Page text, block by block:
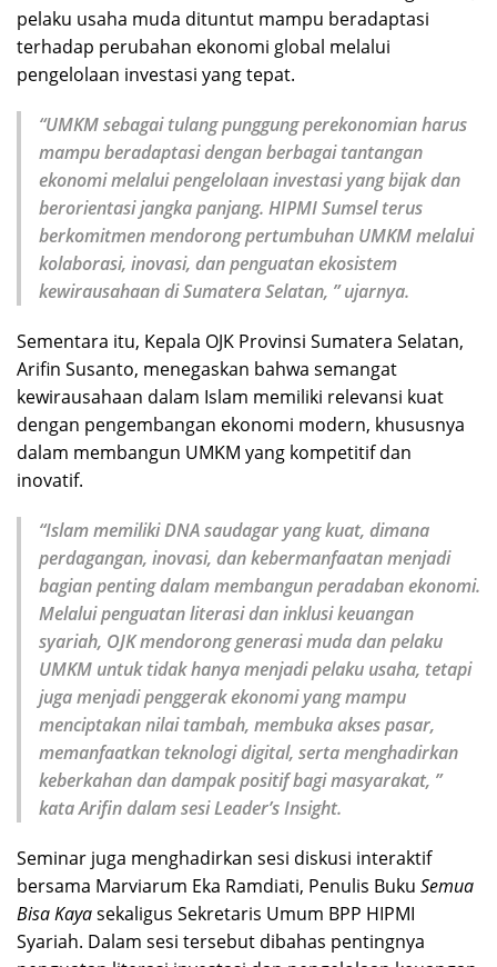
pelaku usaha muda dituntut mampu beradaptasi
terhadap perubahan ekonomi global melalui
pengelolaan investasi yang tepat.
“UMKM sebagai tulang punggung perekonomian harus
mampu beradaptasi dengan berbagai tantangan
ekonomi melalui pengelolaan investasi yang bijak dan
berorientasi jangka panjang. HIPMI Sumsel terus
berkomitmen mendorong pertumbuhan UMKM melalui
kolaborasi, inovasi, dan penguatan ekosistem
kewirausahaan di Sumatera Selatan, ” ujarnya.
Sementara itu, Kepala OJK Provinsi Sumatera Selatan,
Arifin Susanto, menegaskan bahwa semangat
kewirausahaan dalam Islam memiliki relevansi kuat
dengan pengembangan ekonomi modern, khususnya
dalam membangun UMKM yang kompetitif dan
inovatif.
“Islam memiliki DNA saudagar yang kuat, dimana
perdagangan, inovasi, dan kebermanfaatan menjadi
bagian penting dalam membangun peradaban ekonomi.
Melalui penguatan literasi dan inklusi keuangan
syariah, OJK mendorong generasi muda dan pelaku
UMKM untuk tidak hanya menjadi pelaku usaha, tetapi
juga menjadi penggerak ekonomi yang mampu
menciptakan nilai tambah, membuka akses pasar,
memanfaatkan teknologi digital, serta menghadirkan
keberkahan dan dampak positif bagi masyarakat, ”
kata Arifin dalam sesi Leader’s Insight.
Seminar juga menghadirkan sesi diskusi interaktif
bersama Marviarum Eka Ramdiati, Penulis Buku Semua
Bisa Kayasekaligus Sekretaris Umum BPP HIPMI
Syariah. Dalam sesi tersebut dibahas pentingnya